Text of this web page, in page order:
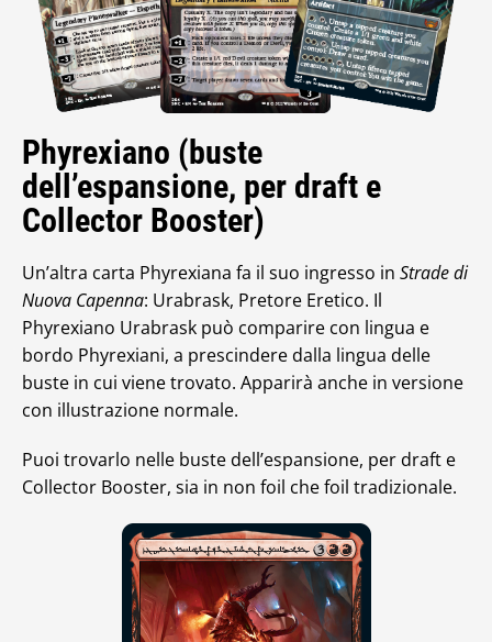
Phyrexiano (buste
dell’espansione, per draft e
Collector Booster)
Un’altra carta Phyrexiana fa il suo ingresso in Strade di
Nuova Capenna: Urabrask, Pretore Eretico. Il
Phyrexiano Urabrask può comparire con lingua e
bordo Phyrexiani, a prescindere dalla lingua delle
buste in cui viene trovato. Apparirà anche in versione
con illustrazione normale.
Puoi trovarlo nelle buste dell’espansione, per draft e
Collector Booster, sia in non foil che foil tradizionale.